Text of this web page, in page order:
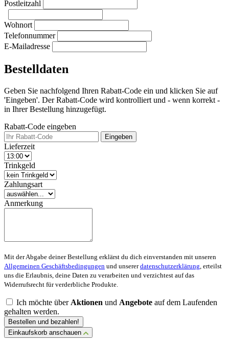
Postleitzahl
Wohnort
Telefonnummer
E-Mailadresse
Bestelldaten
Geben Sie nachfolgend Ihren Rabatt-Code ein und klicken Sie auf
'Eingeben'. Der Rabatt-Code wird kontrolliert und - wenn korrekt -
in Ihrer Bestellung hinzugefügt.
Rabatt-Code eingeben
Eingeben
Lieferzeit
Trinkgeld
Zahlungsart
Anmerkung
Mit der Abgabe deiner Bestellung erklärst du dich einverstanden mit unseren
Allgemeinen Geschäftsbedingungen und unsererdatenschutzerklärung , erteilst
uns die Erlaubnis, deine Daten zu verarbeiten und verzichtest auf das
Widerrufsrecht für verderbliche Produkte.
Ich möchte über Aktionen und Angebote auf dem Laufenden
gehalten werden.
Bestellen und bezahlen!
Einkaufskorb anschauen